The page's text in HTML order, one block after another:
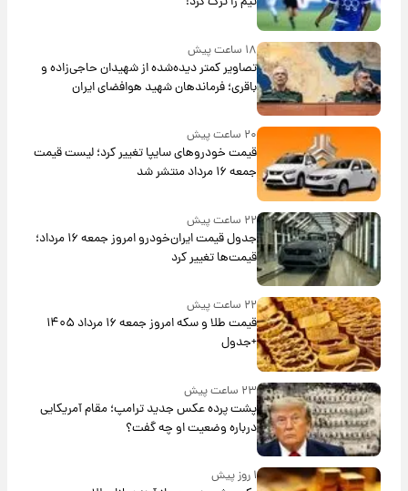
۱۸ ساعت پیش
تصاویر کمتر دیده‌شده از شهیدان حاجی‌زاده و
باقری؛ فرماندهان شهید هوافضای ایران
۲۰ ساعت پیش
قیمت خودروهای سایپا تغییر کرد؛ لیست قیمت
جمعه ۱۶ مرداد منتشر شد
۲۲ ساعت پیش
جدول قیمت ایران‌خودرو امروز جمعه ۱۶ مرداد؛
قیمت‌ها تغییر کرد
۲۲ ساعت پیش
قیمت طلا و سکه امروز جمعه ۱۶ مرداد ۱۴۰۵
+جدول
۲۳ ساعت پیش
پشت پرده عکس جدید ترامپ؛ مقام آمریکایی
درباره وضعیت او چه گفت؟
۱ روز پیش